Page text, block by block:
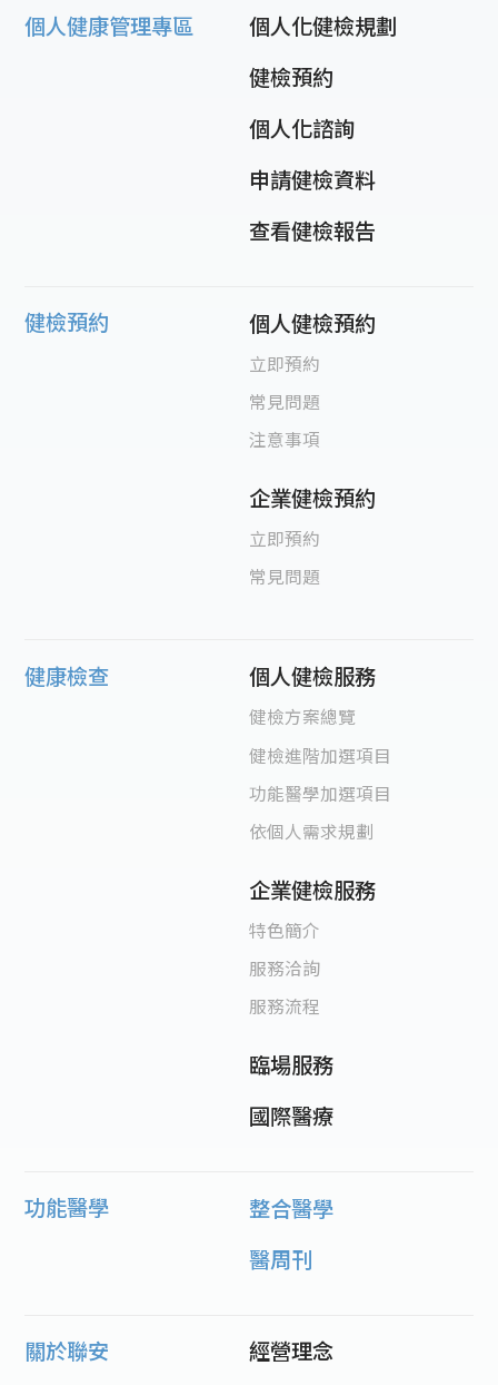
個人健康管理專區
個人化健檢規劃
健檢預約
個人化諮詢
申請健檢資料
查看健檢報告
健檢預約 個人健檢預約
立即預約
常見問題
注意事項
企業健檢預約
立即預約
常見問題
健康檢查 個人健檢服務
健檢方案總覽
健檢進階加選項目
功能醫學加選項目
依個人需求規劃
企業健檢服務
特色簡介
服務洽詢
服務流程
臨場服務
國際醫療
功能醫學
整合醫學
醫周刊
關於聯安
經營理念